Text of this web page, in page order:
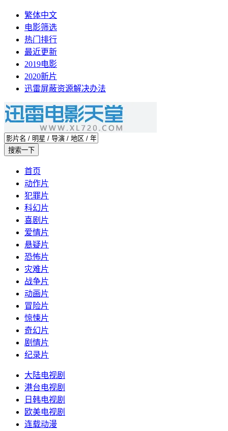
繁体中文
电影筛选
热门排行
最近更新
2019电影
2020新片
迅雷屏蔽资源解决办法
首页
动作片
犯罪片
科幻片
喜剧片
爱情片
悬疑片
恐怖片
灾难片
战争片
动画片
冒险片
惊悚片
奇幻片
剧情片
纪录片
大陆电视剧
港台电视剧
日韩电视剧
欧美电视剧
连载动漫